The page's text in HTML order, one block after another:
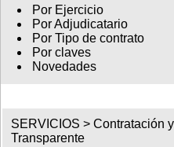
Por Ejercicio
Por Adjudicatario
Por Tipo de contrato
Por claves
Novedades
SERVICIOS >Contratación
Transparente